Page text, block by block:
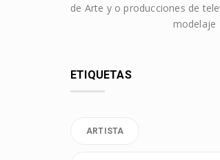
de Arte y o producciones de
modelaje
ETIQUETAS
ARTISTA